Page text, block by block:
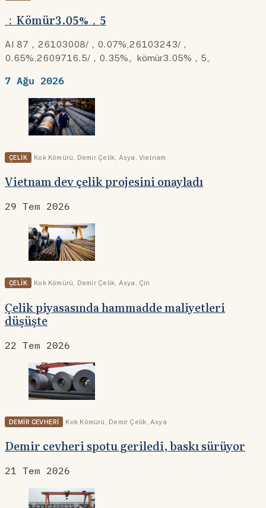
：Kömür3.05%，5
AI 87，26103008/，0.07%,26103243/，
0.65%,2609716.5/，0.35%。kömür3.05%，5。
7 Ağu 2026
ÇELIK Kok Kömürü Demir Çelik Asya Vietnam
Vietnam dev çelik projesini onayladı
29 Tem 2026
ÇELIK Kok Kömürü Demir Çelik Asya Çin
Çelik piyasasında hammadde maliyetleri
düşüşte
22 Tem 2026
DEMIR CEVHERI Kok Kömürü Demir Çelik Asya
Demir cevheri spotu geriledi, baskı sürüyor
21 Tem 2026